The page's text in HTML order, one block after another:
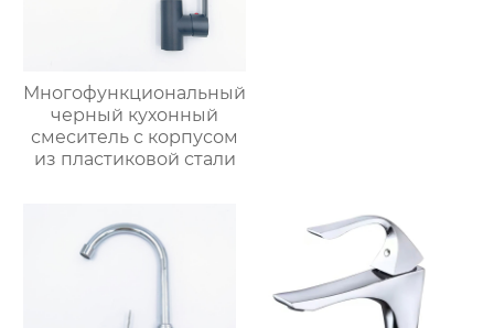
Многофункциональный
черный кухонный
смеситель с корпусом
из пластиковой стали